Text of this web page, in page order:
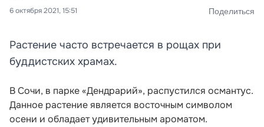
6 октября 2021, 15:51 Поделиться
Растение часто встречается в рощах при
буддистских храмах.
В Сочи, в парке «Дендрарий», распустился османтус.
Данное растение является восточным символом
осени и обладает удивительным ароматом.